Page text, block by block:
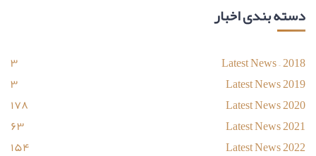
دسته بندی اخبار
Latest News – 2018
۳
Latest News 2019
۳
Latest News 2020
۱۷۸
Latest News 2021
۶۳
Latest News 2022
۱۵۴